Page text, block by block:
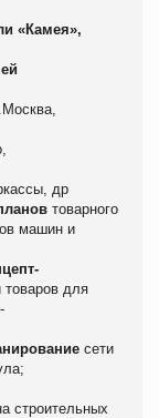
«Камея»,
др
товарного
машин и
для
сети
строительных